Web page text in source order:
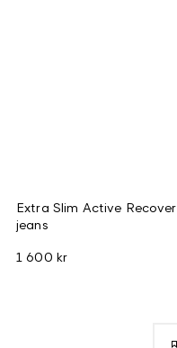
Extra Slim Active Recover
jeans
1 600 kr